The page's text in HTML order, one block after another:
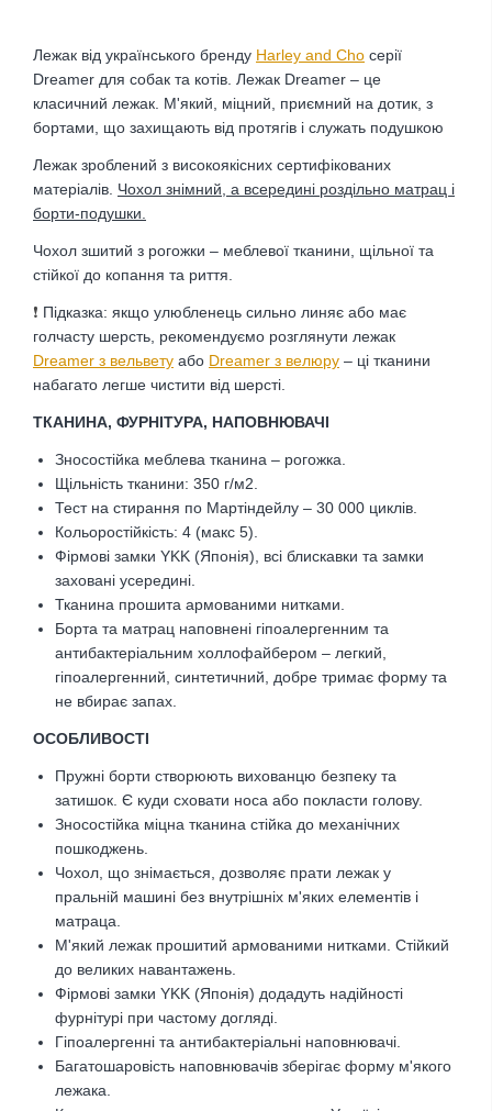
Лежак від українського бренду Harley and Cho серії
Dreamer для собак та котів. Лежак Dreamer – це
класичний лежак. М'який, міцний, приємний на дотик, з
бортами, що захищають від протягів і служать подушкою
Лежак зроблений з високоякісних сертифікованих
матеріалів. Чохол знімний, а всередині роздільно матрац і
борти-подушки.
Чохол зшитий з рогожки – меблевої тканини, щільної та
стійкої до копання та риття.
❗ Підказка: якщо улюбленець сильно линяє або має
голчасту шерсть, рекомендуємо розглянути лежак
Dreamer з вельвету або Dreamer з велюру – ці тканини
набагато легше чистити від шерсті.
ТКАНИНА, ФУРНІТУРА, НАПОВНЮВАЧІ
Зносостійка меблева тканина – рогожка.
Щільність тканини: 350 г/м2.
Тест на стирання по Мартіндейлу – 30 000 циклів.
Кольоростійкість: 4 (макс 5).
Фірмові замки YKK (Японія), всі блискавки та замки
заховані усередині.
Тканина прошита армованими нитками.
Борта та матрац наповнені гіпоалергенним та
антибактеріальним холлофайбером – легкий,
гіпоалергенний, синтетичний, добре тримає форму та
не вбирає запах.
ОСОБЛИВОСТІ
Пружні борти створюють вихованцю безпеку та
затишок. Є куди сховати носа або покласти голову.
Зносостійка міцна тканина стійка до механічних
пошкоджень.
Чохол, що знімається, дозволяє прати лежак у
пральній машині без внутрішніх м'яких елементів і
матраца.
М'який лежак прошитий армованими нитками. Стійкий
до великих навантажень.
Фірмові замки YKK (Японія) додадуть надійності
фурнітурі при частому догляді.
Гіпоалергенні та антибактеріальні наповнювачі.
Багатошаровість наповнювачів зберігає форму м'якого
лежака.